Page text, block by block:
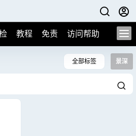
教程 免责 访问帮助
全部标签 景深